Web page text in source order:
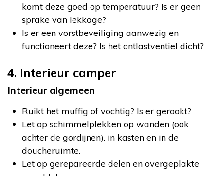
komt deze goed op temperatuur? Is er geen
sprake van lekkage?
Is er een vorstbeveiliging aanwezig en
functioneert deze? Is het ontlastventiel dicht?
4. Interieur camper
Interieur algemeen
Ruikt het muffig of vochtig? Is er gerookt?
Let op schimmelplekken op wanden (ook
achter de gordijnen), in kasten en in de
doucheruimte.
Let op gerepareerde delen en overgeplakte